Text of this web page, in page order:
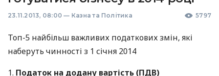
23.11.2013, 08:00 — Казна та Політика 5797
Топ-5 найбільш важливих податкових змін, які
наберуть чинності з 1 січня 2014
1. Податок на додану вартість (ПДВ)